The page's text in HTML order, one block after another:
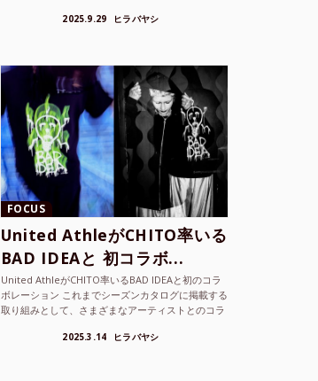
2025.9.29 ヒラバヤシ
FOCUS
United AthleがCHITO率いる
BAD IDEAと 初コラボ...
United AthleがCHITO率いるBAD IDEAと初のコラ
ボレーション これまでシーズンカタログに掲載する
取り組みとして、さまざまなアーティストとのコラ
2025.3.14 ヒラバヤシ